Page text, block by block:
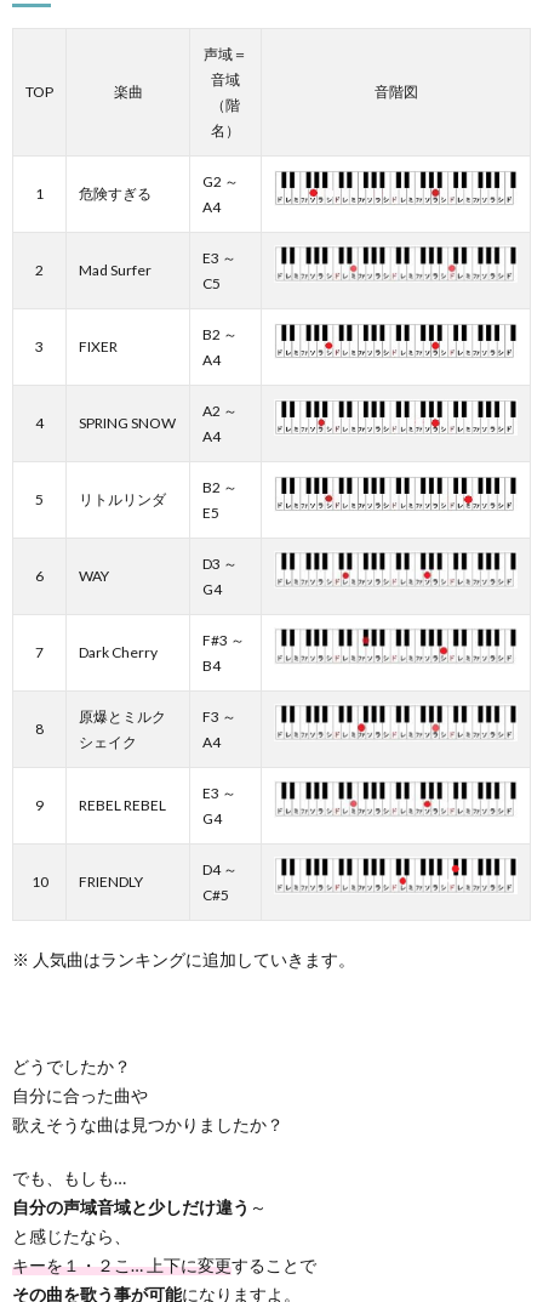
TOP 楽曲
声域＝
音域
（階
名）
音階図
1 危険すぎる
G2 ～
A4
2 Mad Surfer
E3 ～
C5
3 FIXER
B2 ～
A4
4 SPRING SNOW
A2 ～
A4
5 リトルリンダ
B2 ～
E5
6 WAY
D3 ～
G4
7 Dark Cherry
F#3 ～
B4
8
原爆とミルク
シェイク
F3 ～
A4
9 REBEL REBEL
E3 ～
G4
10 FRIENDLY
D4 ～
C#5
※ 人気曲はランキングに追加していきます。
どうでしたか？
自分に合った曲や
歌えそうな曲は見つかりましたか？
でも、もしも…
自分の声域音域と少しだけ違う ～
と感じたなら、
キーを１・２こ… 上下に変更することで
その曲を歌う事が可能になりますよ。